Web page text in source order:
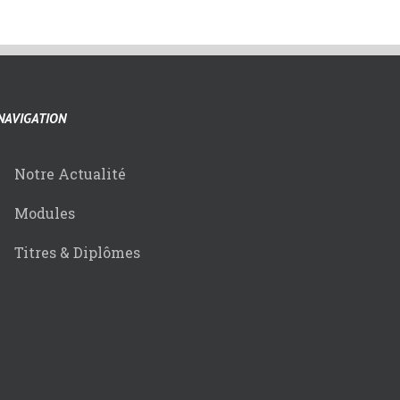
Notre Actualité
Modules
Titres & Diplômes